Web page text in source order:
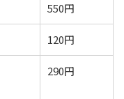
550円
120円
290円